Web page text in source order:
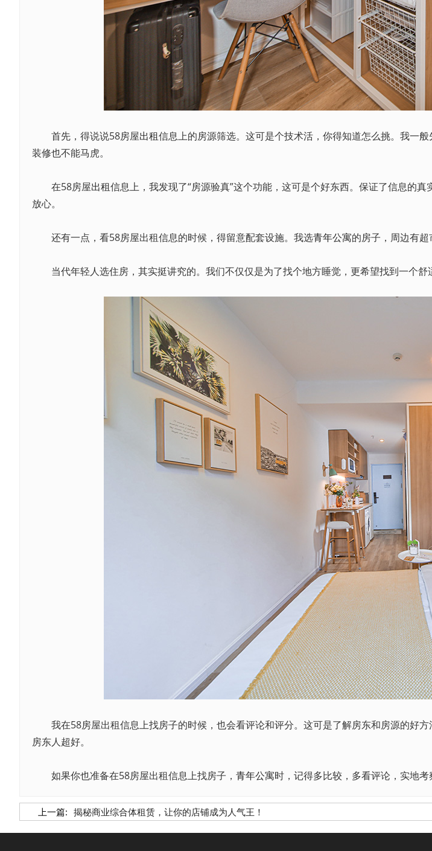
首先，得说说58房屋出租信息上的房源筛选。这可是个技术活，你得知道怎么挑。我一
装修也不能马虎。
在58房屋出租信息上，我发现了“房源验真”这个功能，这可是个好东西。保证了信息的
放心。
还有一点，看58房屋出租信息的时候，得留意配套设施。我选青年公寓的房子，周边有
当代年轻人选住房，其实挺讲究的。我们不仅仅是为了找个地方睡觉，更希望找到一个舒
我在58房屋出租信息上找房子的时候，也会看评论和评分。这可是了解房东和房源的好方
房东人超好。
如果你也准备在58房屋出租信息上找房子， 青年公寓时，记得多比较，多看评论，实地
上一篇: 揭秘商业综合体租赁，让你的店铺成为人气王！